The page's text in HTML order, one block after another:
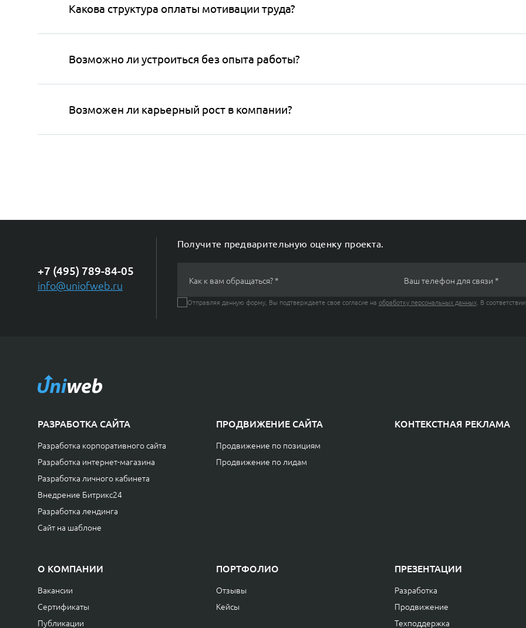
Какова структура оплаты мотивации труда?
Возможно ли устроиться без опыта работы?
Возможен ли карьерный рост в компании?
+7 (495) 789-84-05
info@uniofweb.ru
Получите предварительную оценку проекта.
Как к вам обращаться? * Ваш телефон для связи *
Отправляя данную форму, Вы подтверждаете свое согласие на обработку персональных данных. В
РАЗРАБОТКА САЙТА
Разработка корпоративного сайта
Разработка интернет-магазина
Разработка личного кабинета
Внедрение Битрикс24
Разработка лендинга
Сайт на шаблоне
ПРОДВИЖЕНИЕ САЙТА
Продвижение по позициям
Продвижение по лидам
КОНТЕКСТНАЯ РЕКЛАМА
О КОМПАНИИ
Вакансии
Сертификаты
Публикации
ПОРТФОЛИО
Отзывы
Кейсы
ПРЕЗЕНТАЦИИ
Разработка
Продвижение
Техподдержка